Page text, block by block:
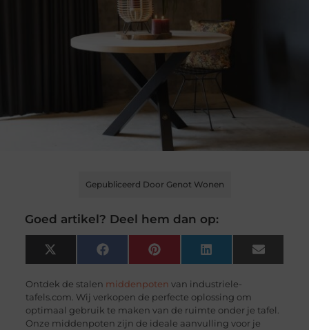
Gepubliceerd Door Genot Wonen
Goed artikel? Deel hem dan op:
X
(Twitter)
FacebookPinterest LinkedIn Email
Ontdek de stalen middenpoten van industriele-
tafels.com. Wij verkopen de perfecte oplossing om
optimaal gebruik te maken van de ruimte onder je tafel.
Onze middenpoten zijn de ideale aanvulling voor je